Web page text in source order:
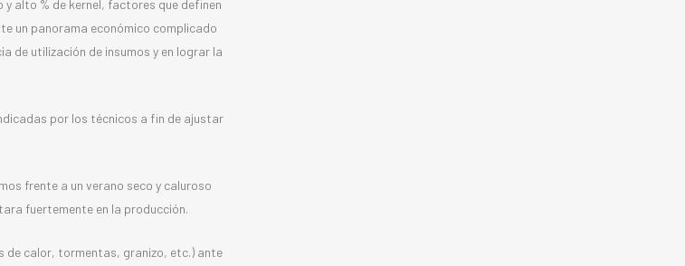
alto % de kernel, factores que definen
un panorama económico complicado
de utilización de insumos y en lograr la
por los técnicos a fin de ajustar
frente a un verano seco y caluroso
fuertemente en la producción.
de calor, tormentas, granizo, etc.) ante